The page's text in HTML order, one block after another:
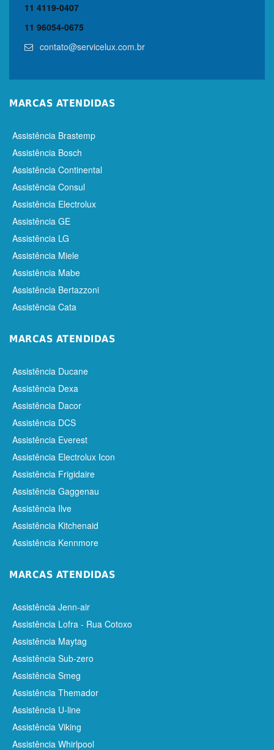
11 4119-0407
11 96054-0675
contato@servicelux.com.br
MARCAS ATENDIDAS
Assistência Brastemp
Assistência Bosch
Assistência Continental
Assistência Consul
Assistência Electrolux
Assistência GE
Assistência LG
Assistência Miele
Assistência Mabe
Assistência Bertazzoni
Assistência Cata
MARCAS ATENDIDAS
Assistência Ducane
Assistência Dexa
Assistência Dacor
Assistência DCS
Assistência Everest
Assistência Electrolux Icon
Assistência Frigidaire
Assistência Gaggenau
Assistência Ilve
Assistência Kitchenaid
Assistência Kennmore
MARCAS ATENDIDAS
Assistência Jenn-air
Assistência Lofra - Rua Cotoxo
Assistência Maytag
Assistência Sub-zero
Assistência Smeg
Assistência Themador
Assistência U-line
Assistência Viking
Assistência Whirlpool